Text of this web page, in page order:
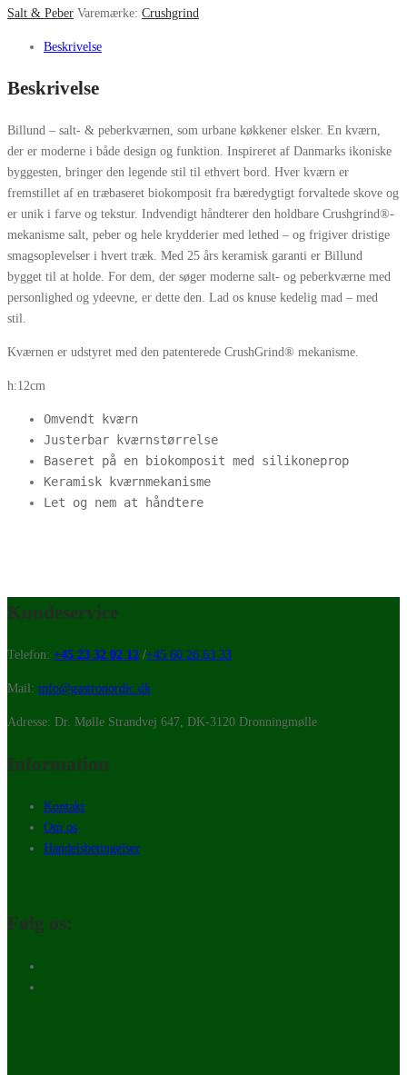
antal
Salt & Peber Varemærke: Crushgrind
Beskrivelse
Beskrivelse
Billund – salt- & peberkværnen, som urbane køkkener elsker. En kværn,
der er moderne i både design og funktion. Inspireret af Danmarks ikoniske
byggesten, bringer den legende stil til ethvert bord. Hver kværn er
fremstillet af en træbaseret biokomposit fra bæredygtigt forvaltede skove og
er unik i farve og tekstur. Indvendigt håndterer den holdbare Crushgrind®-
mekanisme salt, peber og hele krydderier med lethed – og frigiver dristige
smagsoplevelser i hvert træk. Med 25 års keramisk garanti er Billund
bygget til at holde. For dem, der søger moderne salt- og peberkværne med
personlighed og ydeevne, er dette den. Lad os knuse kedelig mad – med
stil.
Kværnen er udstyret med den patenterede CrushGrind® mekanisme.
h:12cm
Omvendt kværn
Justerbar kværnstørrelse
Baseret på en biokomposit med silikoneprop
Keramisk kværnmekanisme
Let og nem at håndtere
Kundeservice
Telefon: +45 23 32 02 12 /+45 60 26 63 33
Mail: info@gastronordic.dk
Adresse: Dr. Mølle Strandvej 647, DK-3120 Dronningmølle
Information
Kontakt
Om os
Handelsbetingelser
Følg os: